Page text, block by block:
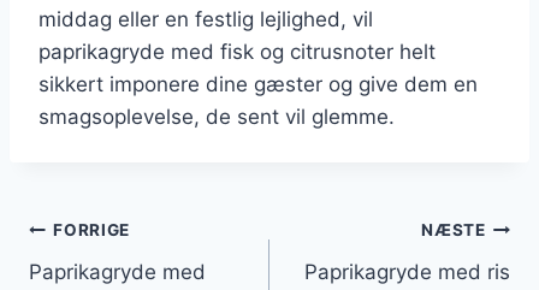
middag eller en festlig lejlighed, vil
paprikagryde med fisk og citrusnoter helt
sikkert imponere dine gæster og give dem en
smagsoplevelse, de sent vil glemme.
Indlægsnavigation
FORRIGE
Paprikagryde med
NÆSTE
Paprikagryde med ris